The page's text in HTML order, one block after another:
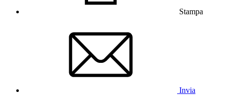
Stampa
Invia